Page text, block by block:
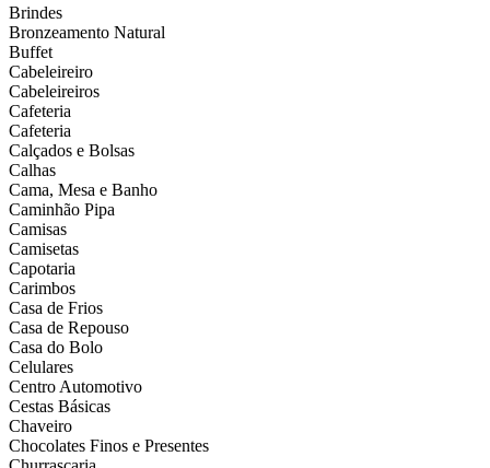
Brindes
Bronzeamento Natural
Buffet
Cabeleireiro
Cabeleireiros
Cafeteria
Cafeteria
Calçados e Bolsas
Calhas
Cama, Mesa e Banho
Caminhão Pipa
Camisas
Camisetas
Capotaria
Carimbos
Casa de Frios
Casa de Repouso
Casa do Bolo
Celulares
Centro Automotivo
Cestas Básicas
Chaveiro
Chocolates Finos e Presentes